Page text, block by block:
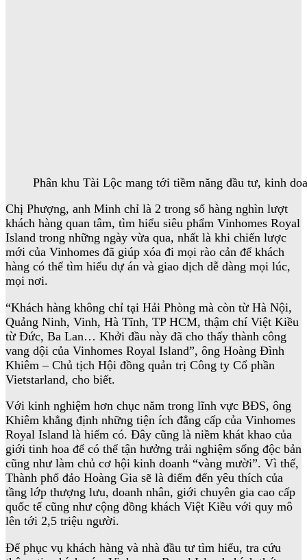
Phân khu Tài Lộc mang tới tiềm năng đầu tư, kinh
Chị Phượng, anh Minh chỉ là 2 trong số hàng nghìn lượt
khách hàng quan tâm, tìm hiểu siêu phẩm Vinhomes Royal
Island trong những ngày vừa qua, nhất là khi chiến lược
mới của Vinhomes đã giúp xóa đi mọi rào cản để khách
hàng có thể tìm hiểu dự án và giao dịch dễ dàng mọi lúc,
mọi nơi.
“Khách hàng không chỉ tại Hải Phòng mà còn từ Hà Nội,
Quảng Ninh, Vinh, Hà Tĩnh, TP HCM, thậm chí Việt Kiều
từ Đức, Ba Lan… Khởi đầu này đã cho thấy thành công
vang dội của Vinhomes Royal Island”, ông Hoàng Đình
Khiêm – Chủ tịch Hội đồng quản trị Công ty Cổ phần
Vietstarland, cho biết.
Với kinh nghiệm hơn chục năm trong lĩnh vực BĐS, ông
Khiêm khẳng định những tiện ích đẳng cấp của Vinhomes
Royal Island là hiếm có. Đây cũng là niềm khát khao của
giới tinh hoa để có thể tận hưởng trải nghiệm sống độc bản
cũng như làm chủ cơ hội kinh doanh “vàng mười”. Vì thế,
Thành phố đảo Hoàng Gia sẽ là điểm đến yêu thích của
tầng lớp thượng lưu, doanh nhân, giới chuyên gia cao cấp
quốc tế cũng như cộng đồng khách Việt Kiều với quy mô
lên tới 2,5 triệu người.
Để phục vụ khách hàng và nhà đầu tư tìm hiểu, tra cứu